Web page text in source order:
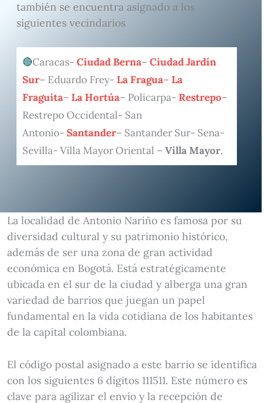
también se encuentra asignado a los
siguientes vecindarios
Caracas- Ciudad Berna– Ciudad Jardín
Sur– Eduardo Frey- La Fragua– La
Fraguita– La Hortúa– Policarpa- Restrepo–
Restrepo Occidental- San
Antonio- Santander– Santander Sur- Sena-
Sevilla- Villa Mayor Oriental – Villa Mayor.
La localidad de Antonio Nariño es famosa por su
diversidad cultural y su patrimonio histórico,
además de ser una zona de gran actividad
económica en Bogotá. Está estratégicamente
ubicada en el sur de la ciudad y alberga una gran
variedad de barrios que juegan un papel
fundamental en la vida cotidiana de los habitantes
de la capital colombiana.
El código postal asignado a este barrio se identifica
con los siguientes 6 dígitos 111511. Este número es
clave para agilizar el envío y la recepción de